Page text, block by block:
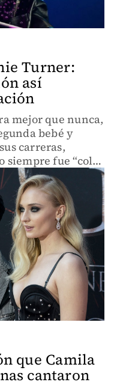
Turner:
así
mejor que nunca,
bebé y
carreras,
siempre fue “color
que Camila
cantaron